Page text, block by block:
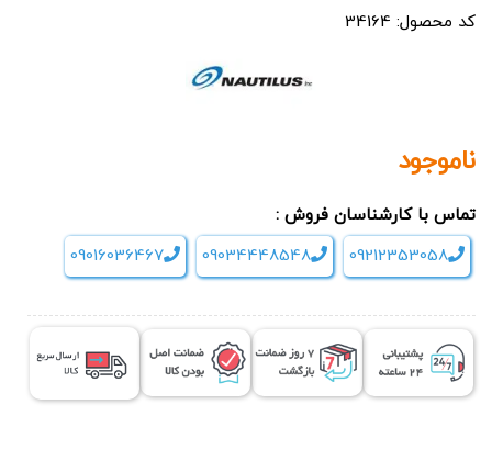
کد محصول: 34164
ناموجود
تماس با کارشناسان فروش :
09212353058
09034448548
09016036467